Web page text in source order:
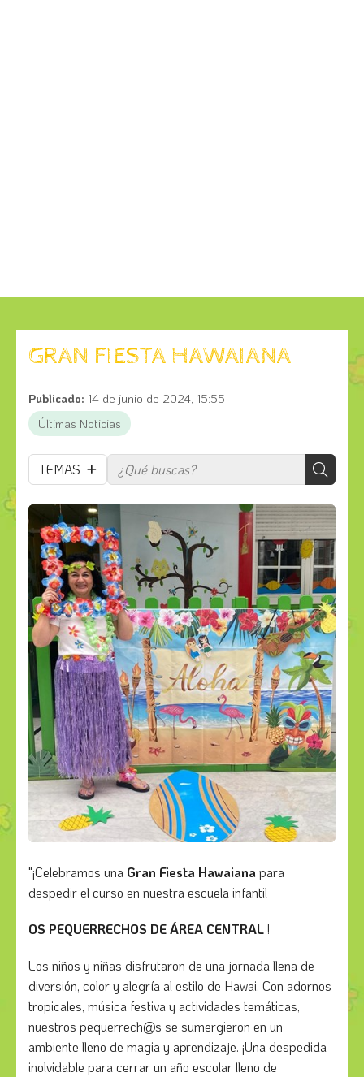
GRAN FIESTA HAWAIANA
Publicado: 14 de junio de 2024, 15:55
Últimas Noticias
TEMAS
"¡Celebramos una Gran Fiesta Hawaianapara
despedir el curso en nuestra escuela infantil
OS PEQUERRECHOS DEÁREA CENTRAL!
Los niños y niñas disfrutaron de una jornada llena de
diversión, color y alegría al estilo de Hawai. Con adornos
tropicales, música festiva y actividades temáticas,
nuestros pequerrech@s se sumergieron en un
ambiente lleno de magia y aprendizaje. ¡Una despedida
inolvidable para cerrar un año escolar lleno de